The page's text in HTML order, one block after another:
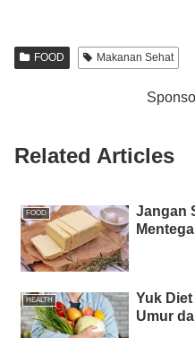
e
k
er s
p
FOOD Makanan Sehat
Related Articles
FOOD
Jangan
HEALTH
Yuk
Umur